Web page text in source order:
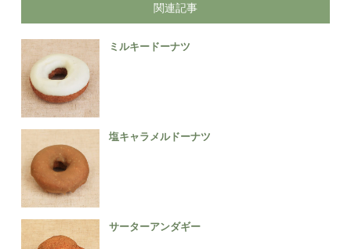
関連記事
ミルキードーナツ
塩キャラメルドーナツ
サーターアンダギー